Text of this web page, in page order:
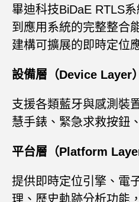
畢迪科技BiDaE RTLS
到應用系統的完整整合
建構可擴展的即時定位
設備層（Device Layer）
支援各類藍牙與感測裝
慧手錶、緊急求救按鈕
平台層（Platform Layer
提供即時定位引擎、電
理、歷史軌跡分析功能